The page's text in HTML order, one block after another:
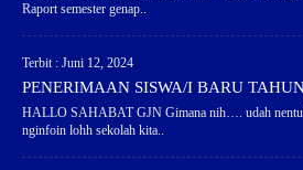
Raport semester genap..
Terbit : Juni 12, 2024
PENERIMAAN SISWA/I BARU
HALLO SAHABAT GJN Gimana nih…. udah
nginfoin lohh sekolah kita..